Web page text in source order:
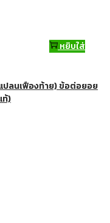
หยิบใส่
ปลนเฟืองท้าย) ข้อต่อยอย
ท้)